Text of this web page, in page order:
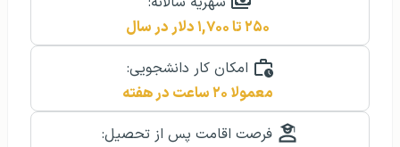
۲۵۰ تا ۱,۷۰۰ دلار در سال
امکان کار دانشجویی:
معمولا ۲۰ ساعت در هفته
فرصت اقامت پس از تحصیل: